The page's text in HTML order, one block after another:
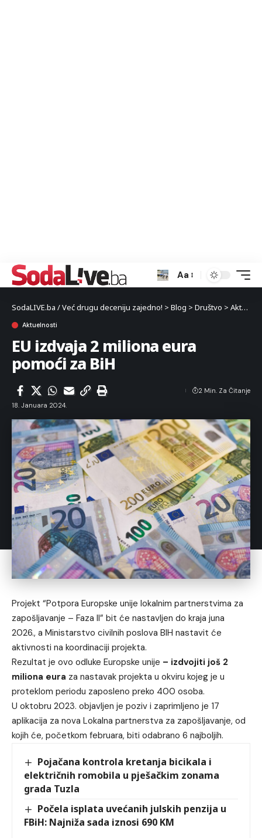
Aa
SodaLIVE.ba / Već drugu deceniju zajedno! > Blog > Društvo > Aktuelnosti
Aktuelnosti
EU izdvaja 2 miliona eura
pomoći za BiH
18. Januara 2024.
2 Min. Za Čitanje
Projekt “Potpora Europske unije lokalnim partnerstvima za
zapošljavanje – Faza II” bit će nastavljen do kraja juna
2026., a Ministarstvo civilnih poslova BIH nastavit će
aktivnosti na koordinaciji projekta.
Rezultat je ovo odluke Europske unije – izdvojiti još 2
miliona eura za nastavak projekta u okviru kojeg je u
proteklom periodu zaposleno preko 400 osoba.
U oktobru 2023. objavljen je poziv i zaprimljeno je 17
aplikacija za nova Lokalna partnerstva za zapošljavanje, od
kojih će, početkom februara, biti odabrano 6 najboljih.
Pojačana kontrola kretanja bicikala i
električnih romobila u pješačkim zonama
grada Tuzla
Počela isplata uvećanih julskih penzija u
FBiH: Najniža sada iznosi 690 KM